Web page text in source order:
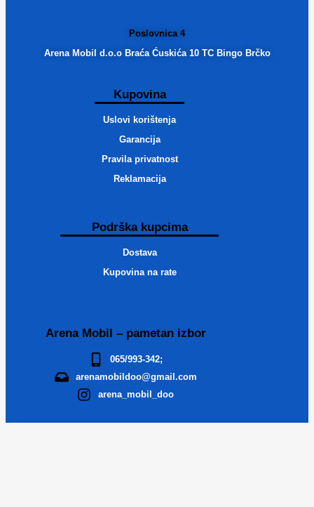
Poslovnica 4
Arena Mobil d.o.o Braća Ćuskića 10 TC Bingo Brčko
Kupovina
Uslovi korištenja
Garancija
Pravila privatnost
Reklamacija
Podrška kupcima
Dostava
Kupovina na rate
Arena Mobil – pametan izbor
065/993-342;
arenamobildoo@gmail.com
arena_mobil_doo